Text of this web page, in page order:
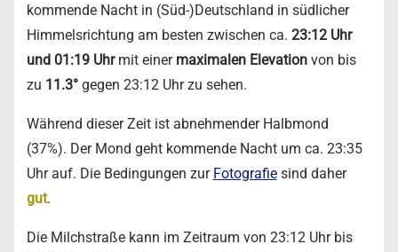
kommende Nacht in (Süd-)Deutschland in südlicher
Himmelsrichtung am besten zwischen ca. 23:12 Uhr
und 01:19 Uhrmit einer maximalen Elevationvon bis
zu 11.3°gegen 23:12 Uhr zu sehen.
Während dieser Zeit ist abnehmender Halbmond
(37%). Der Mond geht kommende Nacht um ca. 23:35
Uhr auf. Die Bedingungen zur Fotografiesind daher
gut.
Die Milchstraße kann im Zeitraum von 23:12 Uhr bis